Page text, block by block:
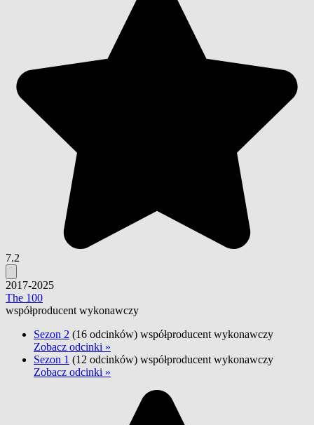
7.2
2017-2025
The 100
współproducent wykonawczy
Sezon 2 (16 odcinków) współproducent wykonawczy
Zobacz odcinki »
Sezon 1 (12 odcinków) współproducent wykonawczy
Zobacz odcinki »